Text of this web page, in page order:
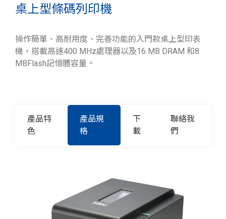
桌上型條碼列印機
操作簡單、高耐用度、完善功能的入門款桌上型印表
機，搭載高速400 MHz處理器以及16 MB DRAM 和8
MBFlash記憶體容量。
產品特
色
產品規
格
下
載
聯絡我
們